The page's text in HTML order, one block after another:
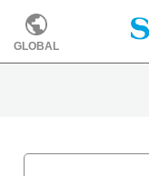
GLOBAL